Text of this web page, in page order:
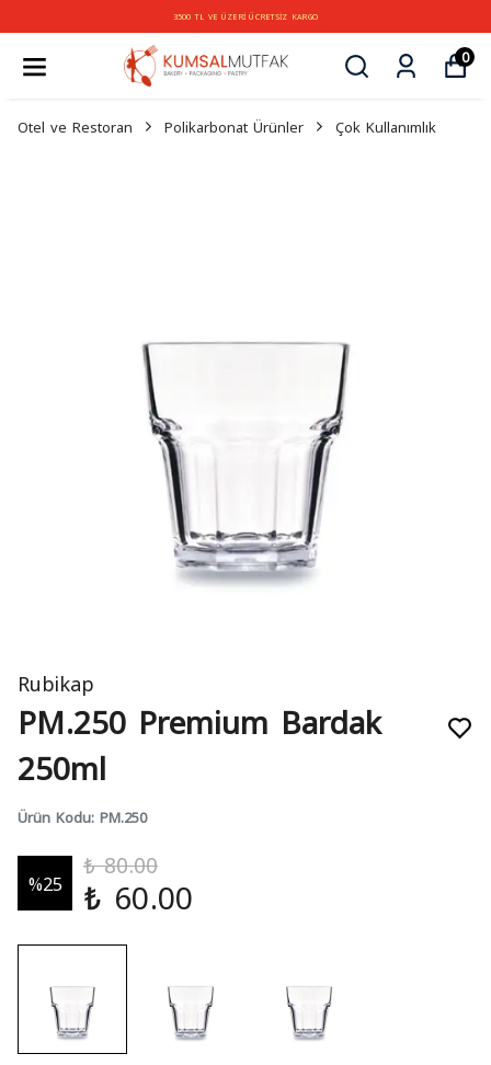
3500 TL VE ÜZERİ ÜCRETSİZ KARGO
0
Otel ve Restoran Polikarbonat Ürünler Çok Kullanımlık
Rubikap
PM.250 Premium Bardak
250ml
Ürün Kodu: PM.250
%25
₺ 80.00
₺ 60.00